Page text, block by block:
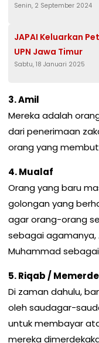
Senin, 2 September 2024
JAPAI Keluarkan
UPN Jawa Timur
Sabtu, 18 Januari 2025
3. Amil
Mereka adalah
dari penerimaan
orang yang
4. Mualaf
Orang yang baru
golongan yang
agar orang-orang
sebagai agamanya,
Muhammad sebagai
5. Riqab /
Di zaman dahulu,
oleh saudagar-
untuk membayar
mereka